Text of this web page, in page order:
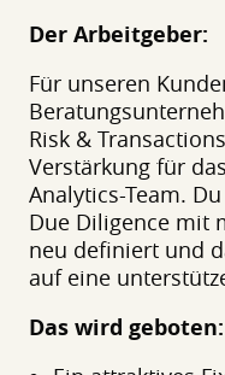
Der Arbeitgeber:
Für unseren
Risk &
Verstärkung für
Analytics-Team.
Due Diligence mit
neu definiert und
auf eine
Das wird geboten: